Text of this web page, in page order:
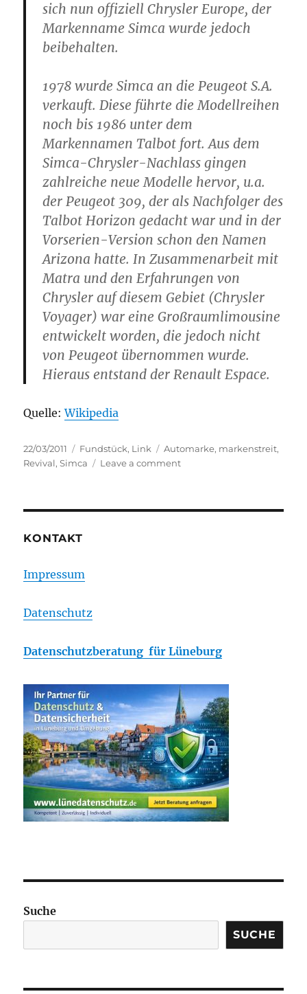
sich nun offiziell Chrysler Europe, der
Markenname Simca wurde jedoch
beibehalten.
1978 wurde Simca an die Peugeot S.A.
verkauft. Diese führte die Modellreihen
noch bis 1986 unter dem
Markennamen Talbot fort. Aus dem
Simca-Chrysler-Nachlass gingen
zahlreiche neue Modelle hervor, u.a.
der Peugeot 309, der als Nachfolger des
Talbot Horizon gedacht war und in der
Vorserien-Version schon den Namen
Arizona hatte. In Zusammenarbeit mit
Matra und den Erfahrungen von
Chrysler auf diesem Gebiet (Chrysler
Voyager) war eine Großraumlimousine
entwickelt worden, die jedoch nicht
von Peugeot übernommen wurde.
Hieraus entstand der Renault Espace.
Quelle:Wikipedia
Posted
on
22/03/2011 Categories
Fundstück, Link Tags
Automarke, markenstreit,
Revival,Simca Leave a commenton
KONTAKT
Impressum
Datenschutz
Datenschutzberatung für Lüneburg
Suche
SUCHE